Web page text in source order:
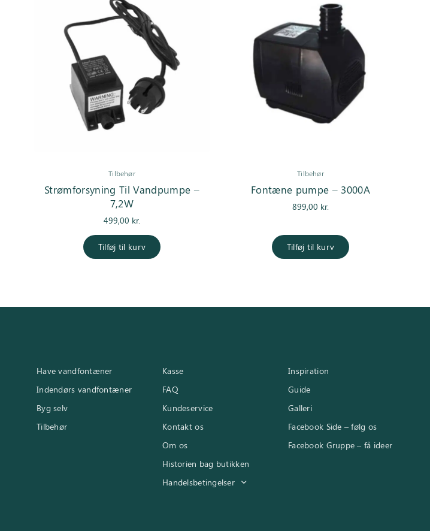
Tilbehør
Strømforsyning Til Vandpumpe –
7,2W
499,00 kr.
Tilføj til kurv
Tilbehør
Fontæne pumpe – 3000A
899,00 kr.
Tilføj til kurv
Have vandfontæner
Indendørs vandfontæner
Byg selv
Tilbehør
Kasse
FAQ
Kundeservice
Kontakt os
Om os
Historien bag butikken
Handelsbetingelser
Inspiration
Guide
Galleri
Facebook Side – følg os
Facebook Gruppe – få ideer